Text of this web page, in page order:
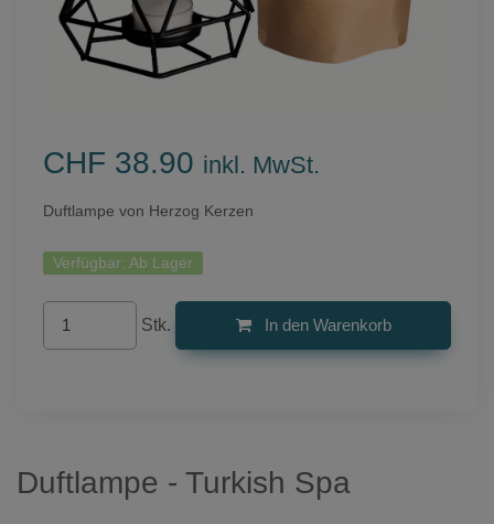
CHF 38.90 inkl. MwSt.
Duftlampe von Herzog Kerzen
Verfügbar: Ab Lager
Stk. In den Warenkorb
Duftlampe - Turkish Spa